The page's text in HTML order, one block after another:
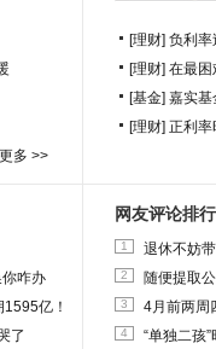
更多 >>
[理财] 负利率
[理财] 在最困
[基金] 嘉实基
[理财] 正利率
咋办
亿！
了
网友评论排行
1 退休不妨
2 随便提取
3 4月前两周
4 “单独二孩